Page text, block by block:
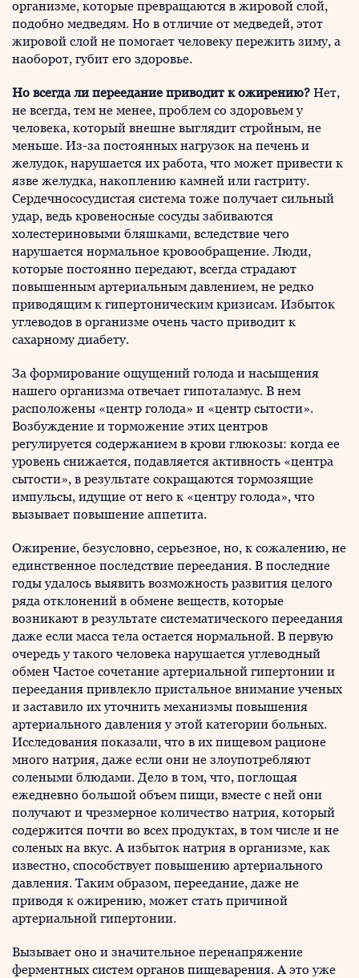
организме, которые превращаются в жировой слой,
подобно медведям. Но в отличие от медведей, этот
жировой слой не помогает человеку пережить зиму, а
наоборот, губит его здоровье.
Но всегда ли переедание приводит к ожирению? Нет,
не всегда, тем не менее, проблем со здоровьем у
человека, который внешне выглядит стройным, не
меньше. Из-за постоянных нагрузок на печень и
желудок, нарушается их работа, что может привести к
язве желудка, накоплению камней или гастриту.
Сердечнососудистая система тоже получает сильный
удар, ведь кровеносные сосуды забиваются
холестериновыми бляшками, вследствие чего
нарушается нормальное кровообращение. Люди,
которые постоянно передают, всегда страдают
повышенным артериальным давлением, не редко
приводящим к гипертоническим кризисам. Избыток
углеводов в организме очень часто приводит к
сахарному диабету.
За формирование ощущений голода и насыщения
нашего организма отвечает гипоталамус. В нем
расположены «центр голода» и «центр сытости».
Возбуждение и торможение этих центров
регулируется содержанием в крови глюкозы: когда ее
уровень снижается, подавляется активность «центра
сытости», в результате сокращаются тормозящие
импульсы, идущие от него к «центру голода», что
вызывает повышение аппетита.
Ожирение, безусловно, серьезное, но, к сожалению, не
единственное последствие переедания. В последние
годы удалось выявить возможность развития целого
ряда отклонений в обмене веществ, которые
возникают в результате систематического переедания
даже если масса тела остается нормальной. В первую
очередь у такого человека нарушается углеводный
обмен Частое сочетание артериальной гипертонии и
переедания привлекло пристальное внимание ученых
и заставило их уточнить механизмы повышения
артериального давления у этой категории больных.
Исследования показали, что в их пищевом рационе
много натрия, даже если они не злоупотребляют
солеными блюдами. Дело в том, что, поглощая
ежедневно большой объем пищи, вместе с ней они
получают и чрезмерное количество натрия, который
содержится почти во всех продуктах, в том числе и не
соленых на вкус. А избыток натрия в организме, как
известно, способствует повышению артериального
давления. Таким образом, переедание, даже не
приводя к ожирению, может стать причиной
артериальной гипертонии.
Вызывает оно и значительное перенапряжение
ферментных систем органов пищеварения. А это уже